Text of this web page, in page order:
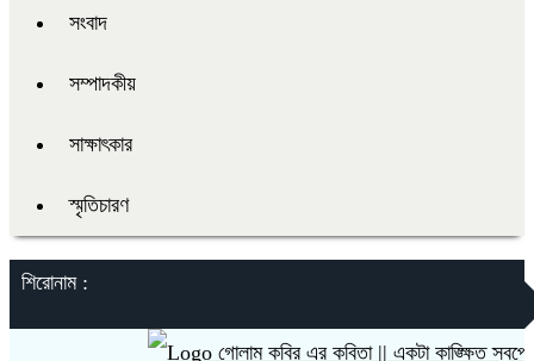
সংবাদ
সম্পাদকীয়
সাক্ষাৎকার
স্মৃতিচারণ
শিরোনাম :
গোলাম কবির এর কবিতা || একটা কাঙ্ক্ষিত স্বপ্নের